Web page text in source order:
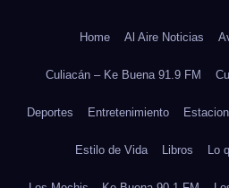
Home Al Aire Noticias
Culiacán – Ke Buena 91.9 FM
Deportes Entretenimiento
Estilo de Vida Libros Lo